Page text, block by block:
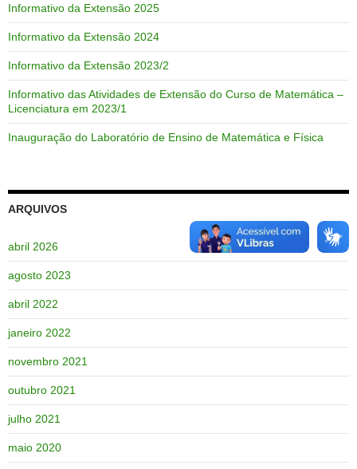
Informativo da Extensão 2025
Informativo da Extensão 2024
Informativo da Extensão 2023/2
Informativo das Atividades de Extensão do Curso de Matemática –
Licenciatura em 2023/1
Inauguração do Laboratório de Ensino de Matemática e Física
ARQUIVOS
abril 2026
agosto 2023
abril 2022
janeiro 2022
novembro 2021
outubro 2021
julho 2021
maio 2020